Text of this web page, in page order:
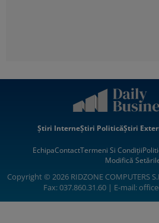
Știri InterneȘtiri PoliticăȘtiri
EchipaContactTermeni Si Condiții
Modifică
Copyright © 2026 RIDZONE COMPUTERS
Fax: 037.860.31.60 | E-mail: